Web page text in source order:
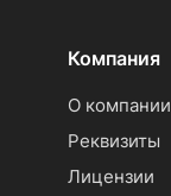
Компания
О компании
Реквизиты
Лицензии